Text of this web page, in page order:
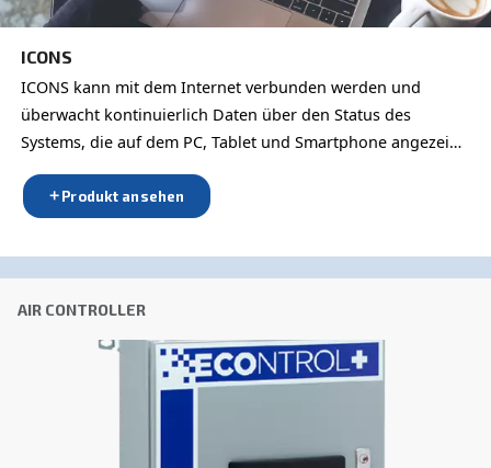
Entdecken Sie alle unsere Air
Controller
AIR CONTROLLER